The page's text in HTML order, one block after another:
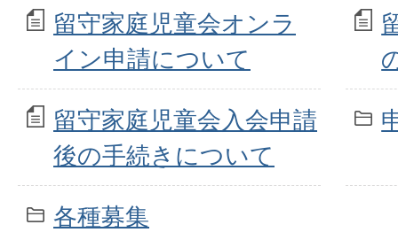
留守家庭児童会オンラ
イン申請について
留守家庭児童会入会申請
後の手続きについて
各種募集